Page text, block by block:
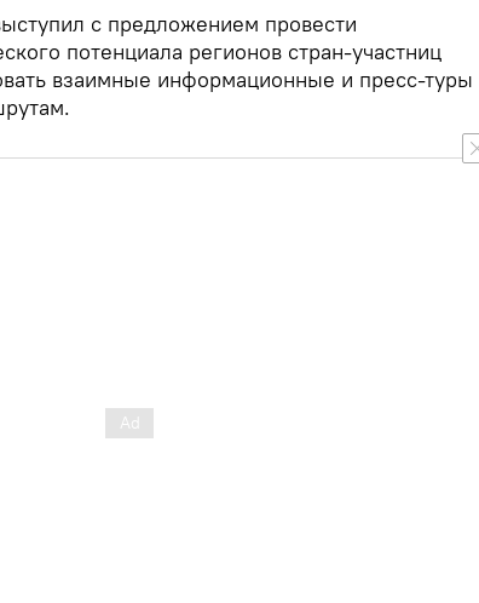
с предложением провести
потенциала регионов стран-участниц
взаимные информационные и пресс-туры